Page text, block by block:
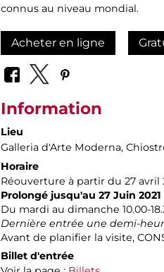
connus au niveau mondial.
Acheter en ligne
Information
Lieu
Galleria d'Arte Moderna,
Horaire
Réouverture à partir du 27 avril
Prolongé jusqu'au 27 Juin 2021
Du mardi au dimanche 10.00-
Dernière entrée une demi-
Avant de planifier la visite,
Billet d'entrée